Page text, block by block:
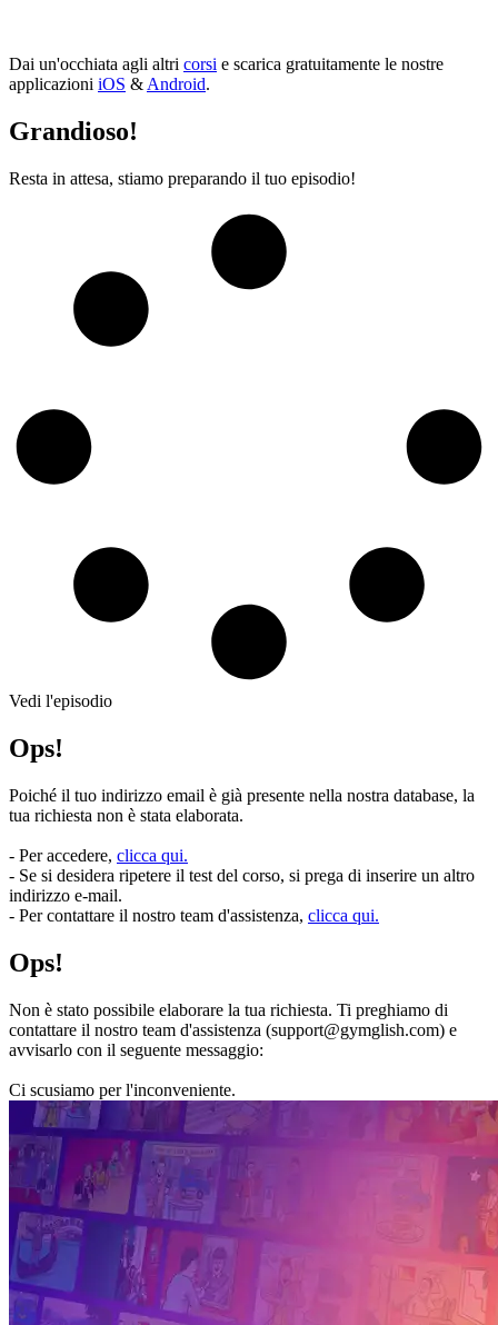
Dai un'occhiata agli altri corsi e scarica gratuitamente le nostre
applicazioni iOS &Android.
Grandioso!
Resta in attesa, stiamo preparando il tuo episodio!
Vedi l'episodio
Ops!
Poiché il tuo indirizzo email è già presente nella nostra database, la
tua richiesta non è stata elaborata.
- Per accedere, clicca qui.
- Se si desidera ripetere il test del corso, si prega di inserire un altro
indirizzo e-mail.
- Per contattare il nostro team d'assistenza, clicca qui.
Ops!
Non è stato possibile elaborare la tua richiesta. Ti preghiamo di
contattare il nostro team d'assistenza (support@gymglish.com) e
avvisarlo con il seguente messaggio:
Ci scusiamo per l'inconveniente.